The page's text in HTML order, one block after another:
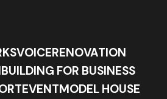
VOICERENOVATION
BUILDING FOR BUSINESS
EVENTMODEL HOUSE